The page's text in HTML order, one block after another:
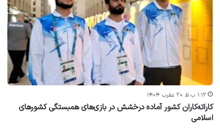
۱:۱۲ ب.ظ ۲۰ عقرب ۱۴۰۴
کاراته‌کاران کشور آماده درخشش در بازی‌های همبستگی کشورهای
اسلامی